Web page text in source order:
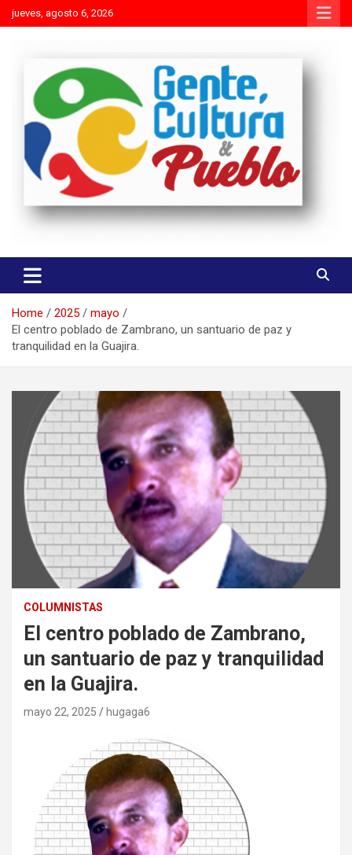
Skip
to
jueves, agosto 6, 2026
Gente Cultura y Pueblo
Home 2025
mayo
El centro poblado de Zambrano, un santuario de paz y
tranquilidad en la Guajira.
COLUMNISTAS
El centro poblado de Zambrano,
un santuario de paz y tranquilidad
en la Guajira.
mayo 22, 2025 hugaga6